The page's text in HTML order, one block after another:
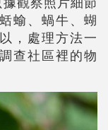
蝓、蝸牛、蝴
，處理方法一
查社區裡的物